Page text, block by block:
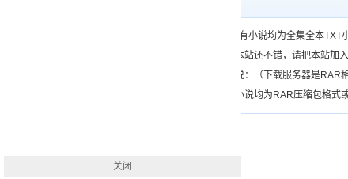
一、（www.）所有小说均为全集全本
二、如果您觉得本站还不错，请把本站加
三、如何下载小说：（下载服务器是RAR
四、本站下载的小说均为RAR压缩包格式
关闭